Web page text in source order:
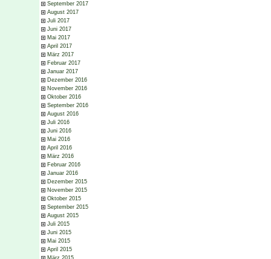
September 2017
August 2017
Juli 2017
Juni 2017
Mai 2017
April 2017
März 2017
Februar 2017
Januar 2017
Dezember 2016
November 2016
Oktober 2016
September 2016
August 2016
Juli 2016
Juni 2016
Mai 2016
April 2016
März 2016
Februar 2016
Januar 2016
Dezember 2015
November 2015
Oktober 2015
September 2015
August 2015
Juli 2015
Juni 2015
Mai 2015
April 2015
März 2015